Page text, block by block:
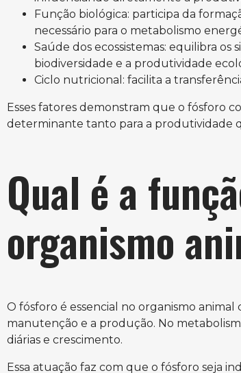
Função biológica: participa da
necessário para o metabolismo
Saúde dos ecossistemas: equilibra
biodiversidade e a produtividade
Ciclo nutricional: facilita a
Esses fatores demonstram que o fósforo
determinante tanto para a produtividade
Qual é a
organismo
O fósforo é essencial no organismo
manutenção e a produção. No
diárias e crescimento.
Essa atuação faz com que o fósforo seja